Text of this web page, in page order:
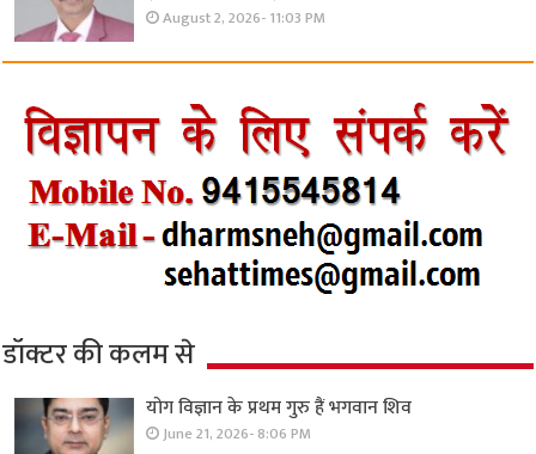
August 2, 2026- 11:03 PM
डॉक्टर की कलम से
योग विज्ञान के प्रथम गुरु हैं भगवान शिव
June 21, 2026- 8:06 PM